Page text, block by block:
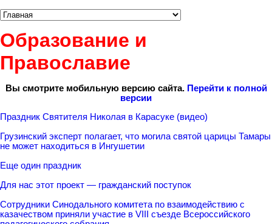
Образование и
Православие
Вы смотрите мобильную версию сайта. Перейти к полной
версии
Праздник Святителя Николая в Карасуке (видео)
Грузинский эксперт полагает, что могила святой царицы Тамары
не может находиться в Ингушетии
Еще один праздник
Для нас этот проект — гражданский поступок
Сотрудники Синодального комитета по взаимодействию с
казачеством приняли участие в VIII съезде Всероссийского